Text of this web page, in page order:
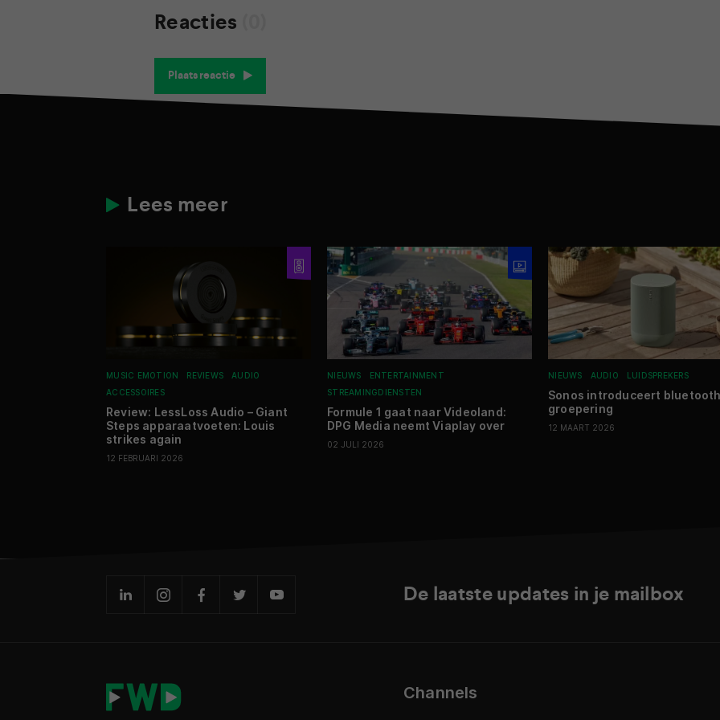
Reacties
Plaats reactie
Lees meer
MUSIC EMOTION REVIEWS
AUDIO
ACCESSOIRES
Review: LessLoss Audio – Giant
Steps apparaatvoeten: Louis
strikes again
12 FEBRUARI 2026
NIEUWS
ENTERTAINMENT
STREAMINGDIENSTEN
Formule 1 gaat naar Videoland:
DPG Media neemt Viaplay over
02 JULI 2026
NIEUWS AUDIO LUIDSPREKERS
Sonos introduceert
groepering
12 MAART 2026
De laatste updates in je mailbox
Channels